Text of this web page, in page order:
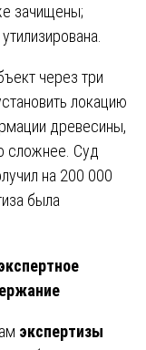
зачищены;
через три
локацию
древесины,
сложнее. Суд
на 200 000
была
экспертизы